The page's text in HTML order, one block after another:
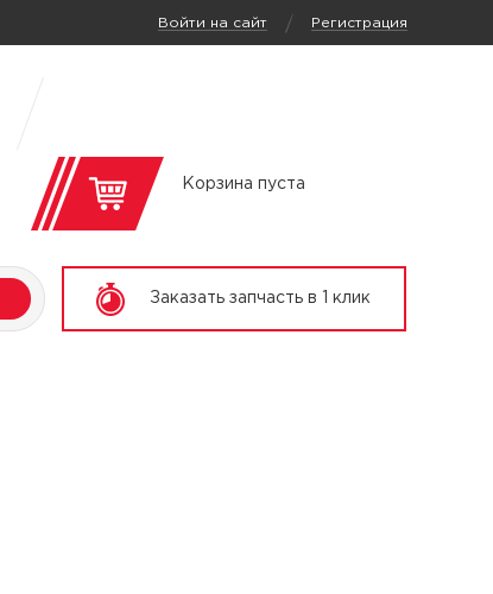
Войти на сайт / Регистрация
Корзина пуста
Заказать запчасть в 1 клик